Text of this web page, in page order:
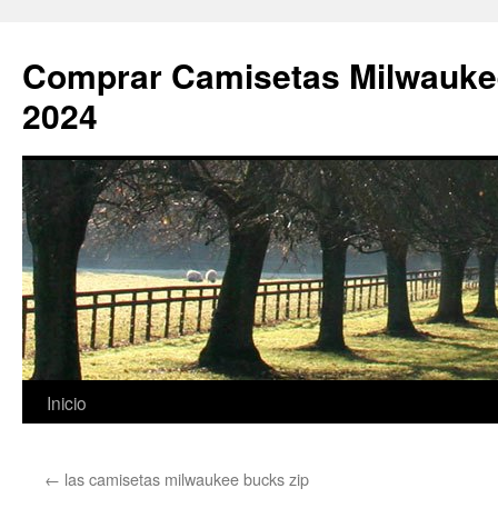
Comprar Camisetas
2024
Saltar
contenido
Inicio
← las camisetas milwaukee bucks zip